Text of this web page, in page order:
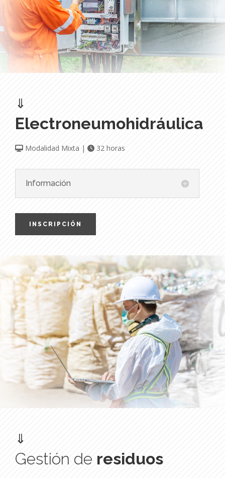
⇓
Electroneumohidráulica
Modalidad Mixta | 32 horas
Información
INSCRIPCIÓN
⇓
Gestión de residuos